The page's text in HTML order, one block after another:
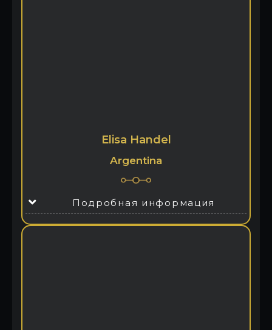
Elisa Handel
Argentina
Подробная информация